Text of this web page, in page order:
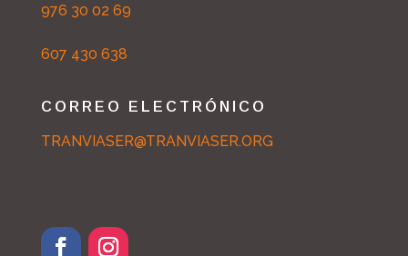
976 30 02 69
607 430 638
CORREO ELECTRÓNICO
TRANVIASER@TRANVIASER.ORG